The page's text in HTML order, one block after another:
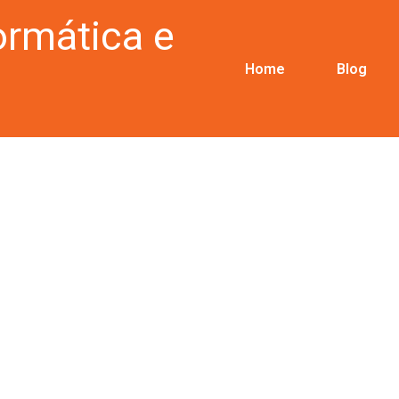
e
Home Blog